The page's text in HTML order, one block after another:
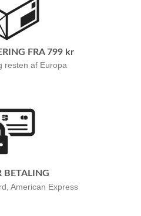
FRA 799 kr
resten af Europa
BETALING
American Express